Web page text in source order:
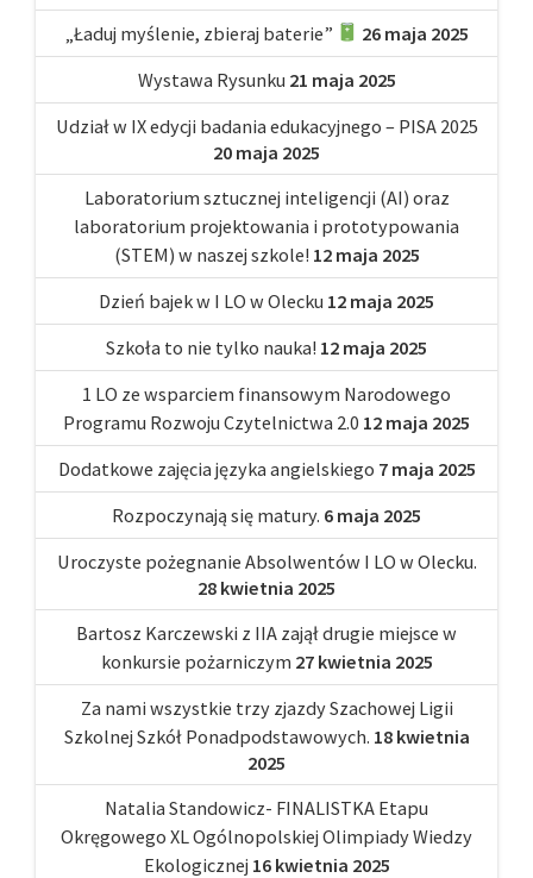
„Ładuj myślenie, zbieraj baterie”
26 maja 2025
Wystawa Rysunku 21 maja 2025
Udział w IX edycji badania edukacyjnego – PISA 2025
20 maja 2025
Laboratorium sztucznej inteligencji (AI) oraz
laboratorium projektowania i prototypowania
(STEM) w naszej szkole! 12 maja 2025
Dzień bajek w I LO w Olecku 12 maja 2025
Szkoła to nie tylko nauka! 12 maja 2025
1 LO ze wsparciem finansowym Narodowego
Programu Rozwoju Czytelnictwa 2.0 12 maja 2025
Dodatkowe zajęcia języka angielskiego 7 maja 2025
Rozpoczynają się matury. 6 maja 2025
Uroczyste pożegnanie Absolwentów I LO w Olecku.
28 kwietnia 2025
Bartosz Karczewski z IIA zajął drugie miejsce w
konkursie pożarniczym 27 kwietnia 2025
Za nami wszystkie trzy zjazdy Szachowej Ligii
Szkolnej Szkół Ponadpodstawowych. 18 kwietnia
2025
Natalia Standowicz- FINALISTKA Etapu
Okręgowego XL Ogólnopolskiej Olimpiady Wiedzy
Ekologicznej 16 kwietnia 2025